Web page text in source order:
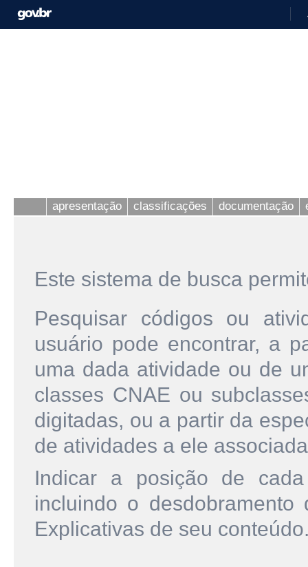
apresentação classificações documentação
Este sistema de busca
Pesquisar códigos ou
usuário pode encontrar, a
uma dada atividade ou de
classes CNAE ou
digitadas, ou a partir da
de atividades a ele
Indicar a posição de
incluindo o
Explicativas de seu